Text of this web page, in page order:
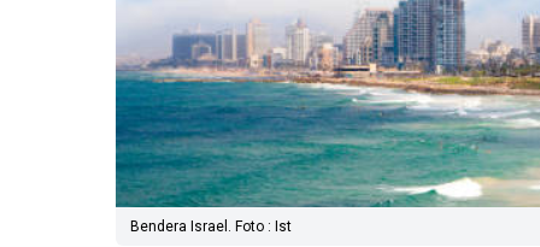
Bendera Israel. Foto : Ist